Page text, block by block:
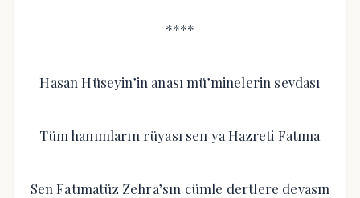
****
Hasan Hüseyin’in anası mü’minelerin sevdası
Tüm hanımların rüyası sen ya Hazreti Fatıma
Sen Fatımatüz Zehra’sın cümle dertlere devasın